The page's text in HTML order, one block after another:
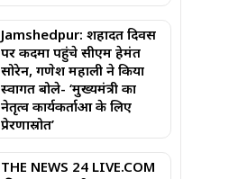
Jamshedpur: शहादत दिवस
पर कदमा पहुंचे सीएम हेमंत
सोरेन, गणेश महाली ने किया
स्वागत बोले- ‘मुख्यमंत्री का
नेतृत्व कार्यकर्ताओं के लिए
प्रेरणास्रोत’
THE NEWS 24 LIVE.COM